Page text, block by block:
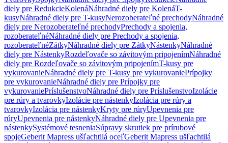
diely pre RedukcieKolenáNáhradné diely pre KolenáT-
kusyNáhradné diely pre T-kusyNerozoberateľné prechodyNáhradné
diely pre Nerozoberateľné prechodyPrechody a spojenia,
rozoberateľnéNáhradné diely pre Prechody a spojenia,
rozoberateľnéZátkyNáhradné diely pre ZátkyNástenkyNáhradné
diely pre NástenkyRozdeľovače so závitovým pripojenímNáhradné
diely pre Rozdeľovače so závitovým pripojenímT-kusy pre
vykurovanieNáhradné diely pre T-kusy pre vykurovaniePrípojky
pre vykurovanieNáhradné diely pre Prípojky pre
vykurovaniePríslušenstvoNáhradné diely pre PríslušenstvoIzolácie
pre rúry a tvarovkyIzolácie pre nástenkyIzolácia pre rúry a
tvarovkyIzolácia pre nástenkyKryty pre rúryUpevnenia pre
rúryUpevnenia pre nástenkyNáhradné diely pre Upevnenia pre
nástenkySystémové tesneniaSúpravy skrutiek pre prírubové
spojeGeberit Mapress ušľachtilá oceľGeberit Mapress ušľachtilá